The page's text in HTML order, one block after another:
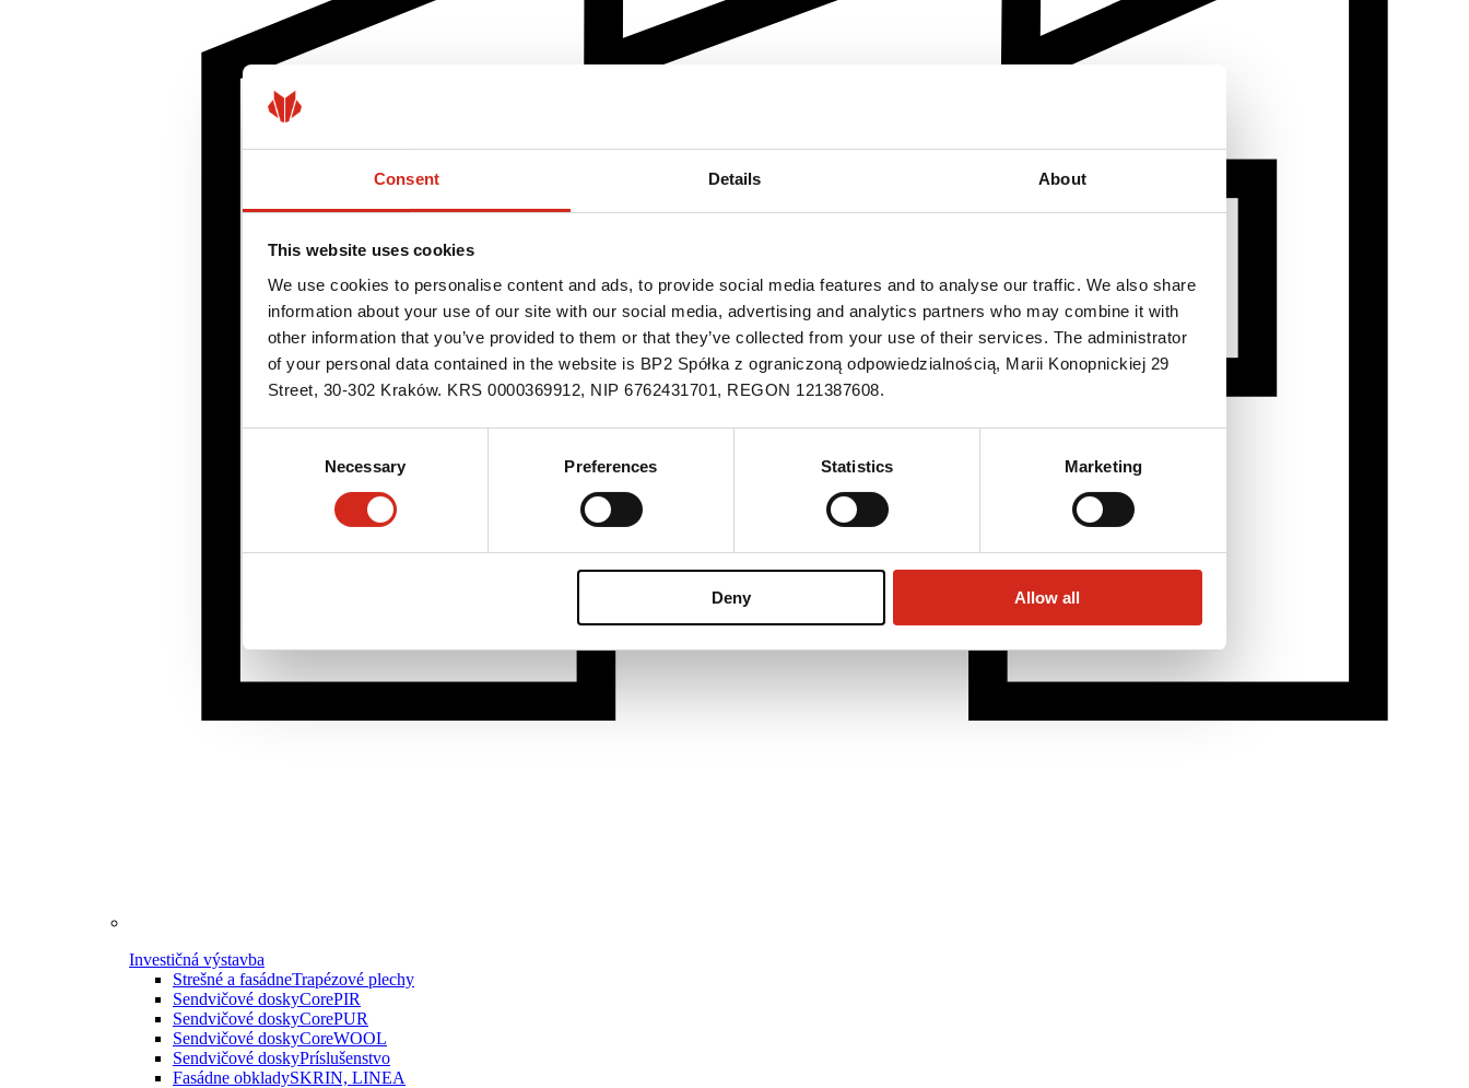
Consent Details About
This website uses cookies
We use cookies to personalise content and ads, to provide social media features and to analyse our traffic. We also share
information about your use of our site with our social media, advertising and analytics partners who may combine it with
other information that you’ve provided to them or that they’ve collected from your use of their services. The administrator
of your personal data contained in the website is BP2 Spółka z ograniczoną odpowiedzialnością, Marii Konopnickiej 29
Street, 30-302 Kraków. KRS 0000369912, NIP 6762431701, REGON 121387608.
Necessary Preferences Statistics Marketing
Deny Allow all
Investičná výstavba
Strešné a fasádneTrapézové plechy
Sendvičové doskyCorePIR
Sendvičové doskyCorePUR
Sendvičové doskyCoreWOOL
Sendvičové doskyPríslušenstvo
Fasádne obkladySKRIN, LINEA